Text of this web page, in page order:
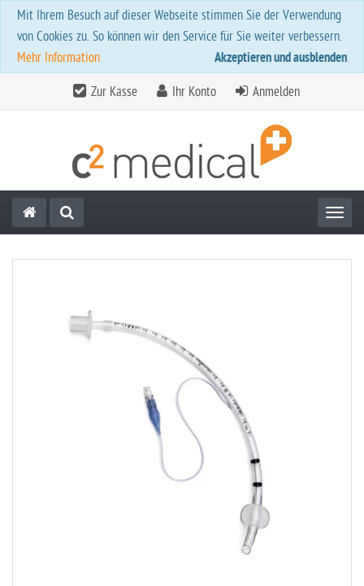
Mit Ihrem Besuch auf dieser Webseite stimmen Sie der Verwendung
von Cookies zu. So können wir den Service für Sie weiter verbessern.
Mehr Information
Akzeptieren und ausblenden
Zur Kasse Ihr Konto Anmelden